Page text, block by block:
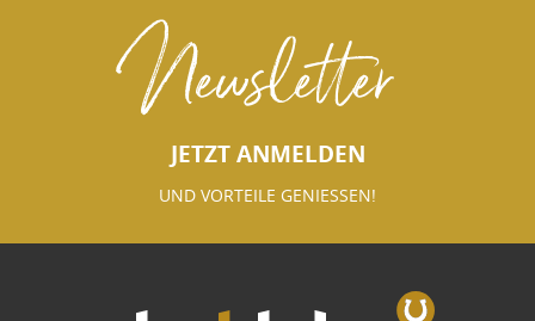
Newsletter
JETZT ANMELDEN
UND VORTEILE GENIESSEN!